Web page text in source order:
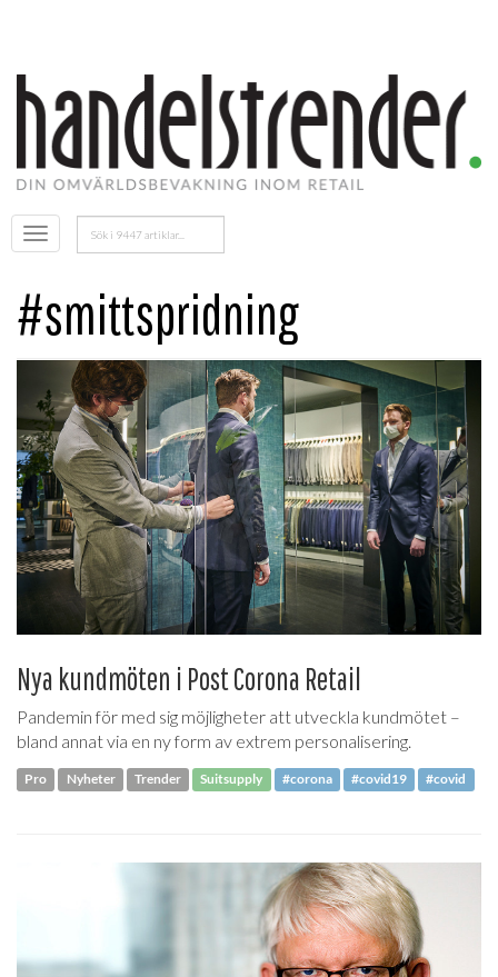
Öppna
menyn
Sök
efter:
#smittspridning
Nya kundmöten i Post Corona Retail
Pandemin för med sig möjligheter att utveckla kundmötet –
bland annat via en ny form av extrem personalisering.
Pro Nyheter Trender Suitsupply #corona #covid19 #covid